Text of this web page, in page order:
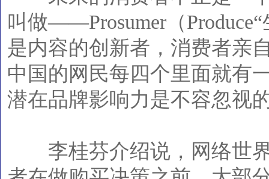
叫做——Prosumer（Produce“
是内容的创新者，消费者亲
中国的网民每四个里面就有
潜在品牌影响力是不容忽视
李桂芬介绍说，网络世界